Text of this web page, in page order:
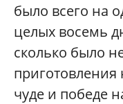
было всего на
целых восемь
сколько было
приготовления
чуде и победе